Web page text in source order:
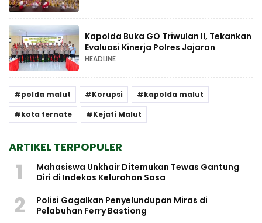
Kapolda Buka GO Triwulan II, Tekankan
Evaluasi Kinerja Polres Jajaran
HEADLINE
polda malut Korupsi
kapolda malut
kota ternate
Kejati Malut
ARTIKEL TERPOPULER
1
Mahasiswa Unkhair Ditemukan Tewas Gantung
Diri di Indekos Kelurahan Sasa
2
Polisi Gagalkan Penyelundupan Miras di
Pelabuhan Ferry Bastiong